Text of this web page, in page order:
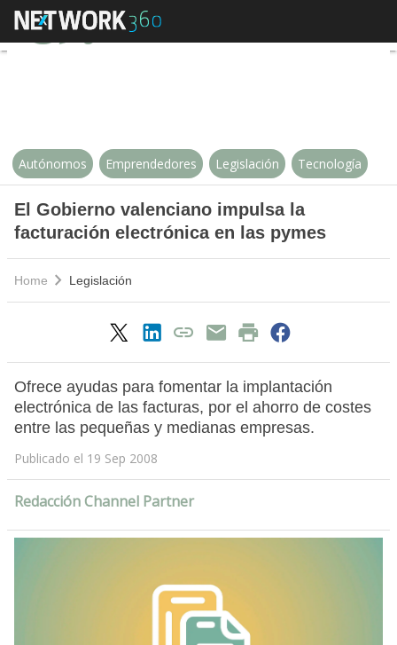
El Gobierno valenciano impulsa
Autónomos Emprendedores Legislación Tecnología
El Gobierno valenciano impulsa la
facturación electrónica en las pymes
Home Legislación
Ofrece ayudas para fomentar la implantación
electrónica de las facturas, por el ahorro de costes
entre las pequeñas y medianas empresas.
Publicado el 19 Sep 2008
Redacción Channel Partner